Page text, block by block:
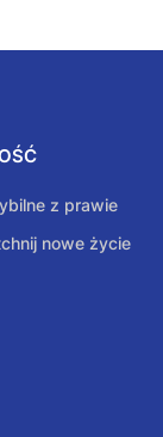
z prawie
nowe życie